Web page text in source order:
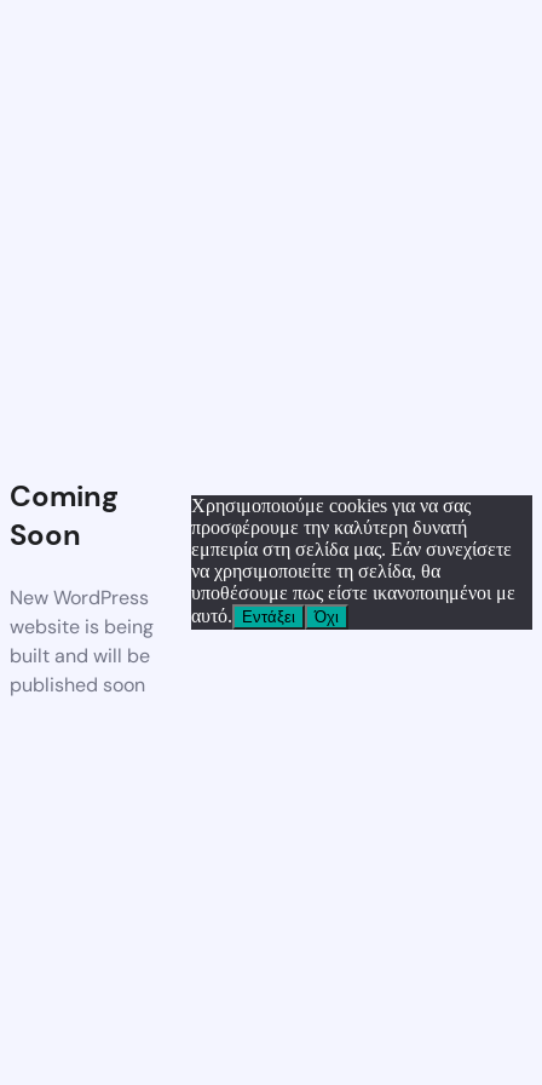
Coming
Soon
New WordPress
website is being
built and will be
published soon
Χρησιμοποιούμε cookies για να σας
προσφέρουμε την καλύτερη δυνατή
εμπειρία στη σελίδα μας. Εάν συνεχίσετε
να χρησιμοποιείτε τη σελίδα, θα
υποθέσουμε πως είστε ικανοποιημένοι με
αυτό.
Εντάξει Όχι